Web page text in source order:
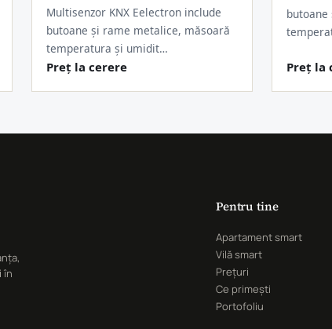
Multisenzor KNX Eelectron include
butoane și rame metalice, măsoară
temperatura și umidit…
Preț la cerere Preț la
în
Pentru tine
Apartament smart
Vilă smart
Prețuri
Ce primești
Portofoliu